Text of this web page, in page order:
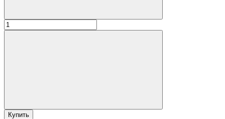
Купить